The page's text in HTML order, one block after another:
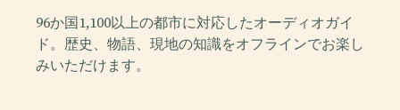
96か国1,100以上の都市に対応したオーディオガイ
ド。歴史、物語、現地の知識をオフラインでお楽し
みいただけます。